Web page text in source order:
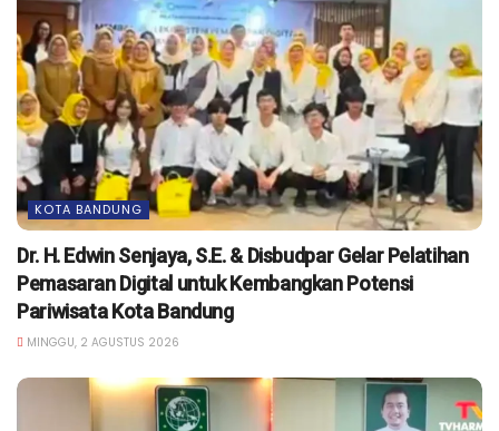
KOTA BANDUNG
Dr. H. Edwin Senjaya, S.E. & Disbudpar Gelar Pelatihan
Pemasaran Digital untuk Kembangkan Potensi
Pariwisata Kota Bandung
MINGGU, 2 AGUSTUS 2026